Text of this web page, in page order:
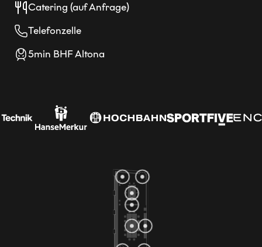
Catering (auf Anfrage)
Telefonzelle
5min BHF Altona